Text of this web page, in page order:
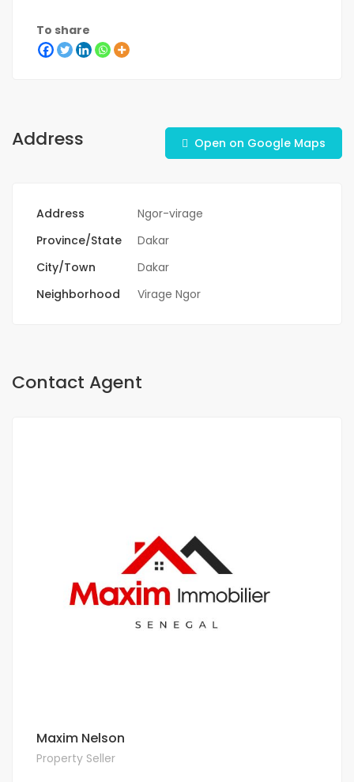
To share
Address Open on Google Maps
Address
Ngor-virage
Province/State
Dakar
City/Town
Dakar
Neighborhood
Virage Ngor
Contact Agent
Maxim Nelson
Property Seller